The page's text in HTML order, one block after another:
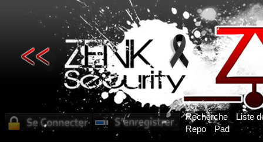
Recherche
Liste
Repo
Pad